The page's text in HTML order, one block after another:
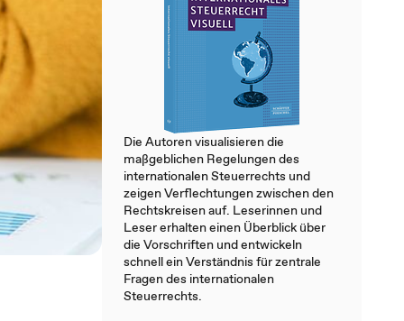
Die Autoren visualisieren die
maßgeblichen Regelungen des
internationalen Steuerrechts und
zeigen Verflechtungen zwischen den
Rechtskreisen auf. Leserinnen und
Leser erhalten einen Überblick über
die Vorschriften und entwickeln
schnell ein Verständnis für zentrale
Fragen des internationalen
Steuerrechts.